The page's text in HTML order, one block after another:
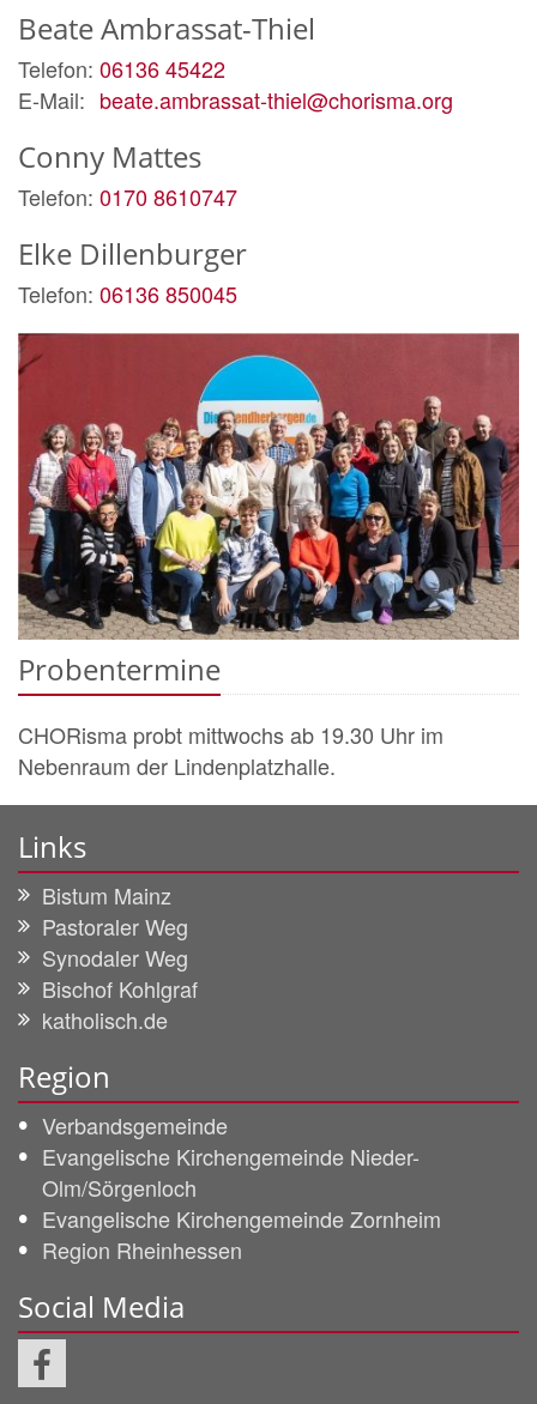
BeateAmbrassat-Thiel
Telefon: 06136 45422
E-Mail: beate.ambrassat-thiel@chorisma.org
Conny Mattes
Telefon: 0170 8610747
Elke Dillenburger
Telefon: 06136 850045
Probentermine
CHORisma probt mittwochs ab 19.30 Uhr im
Nebenraum der Lindenplatzhalle.
Links
Bistum Mainz
Pastoraler Weg
Synodaler Weg
Bischof Kohlgraf
katholisch.de
Region
Verbandsgemeinde
Evangelische Kirchengemeinde Nieder-
Olm/Sörgenloch
Evangelische Kirchengemeinde Zornheim
Region Rheinhessen
Social Media